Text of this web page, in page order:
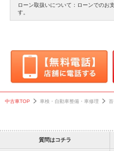
ローン取扱いについて：ローンでのお
す。
中古車TOP 車検・自動車整備・車修理 首
質問はコチラ